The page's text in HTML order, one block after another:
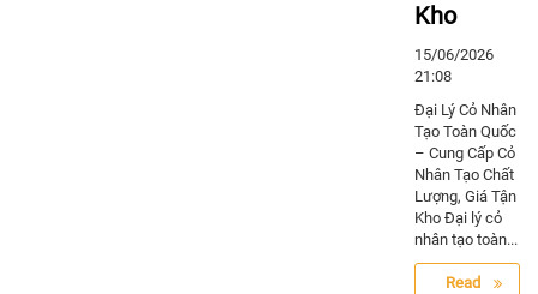
Kho
15/06/2026
21:08
Đại Lý Cỏ Nhân
Tạo Toàn Quốc
– Cung Cấp Cỏ
Nhân Tạo Chất
Lượng, Giá Tận
Kho Đại lý cỏ
nhân tạo toàn...
Read